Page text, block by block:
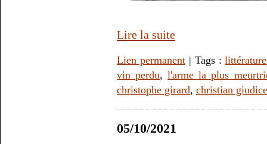
Lire la suite
Lien permanent| Tags :littérature
vin perdu,l'arme la plus
christophe girard, christian
05/10/2021